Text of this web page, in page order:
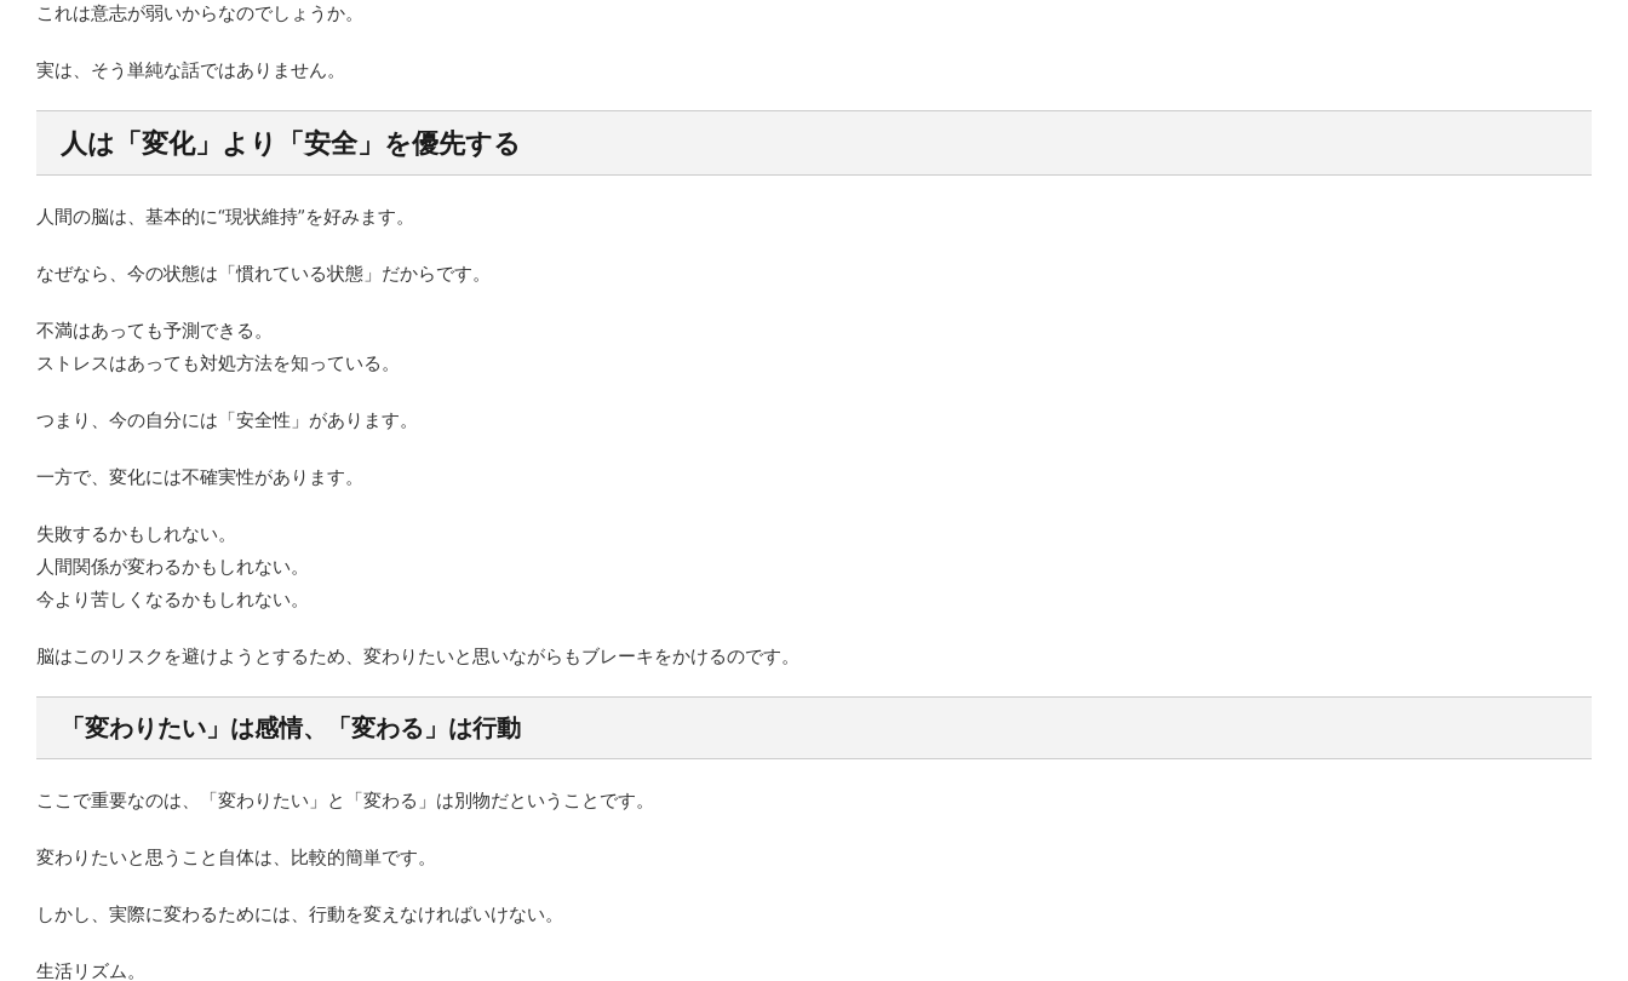
これは意志が弱いからなのでしょうか。
実は、そう単純な話ではありません。
人は「変化」より「安全」を優先する
人間の脳は、基本的に“現状維持”を好みます。
なぜなら、今の状態は「慣れている状態」だからです。
不満はあっても予測できる。
ストレスはあっても対処方法を知っている。
つまり、今の自分には「安全性」があります。
一方で、変化には不確実性があります。
失敗するかもしれない。
人間関係が変わるかもしれない。
今より苦しくなるかもしれない。
脳はこのリスクを避けようとするため、変わりたいと思いながらもブレーキをかけるのです。
「変わりたい」は感情、「変わる」は行動
ここで重要なのは、「変わりたい」と「変わる」は別物だということです。
変わりたいと思うこと自体は、比較的簡単です。
しかし、実際に変わるためには、行動を変えなければいけない。
生活リズム。